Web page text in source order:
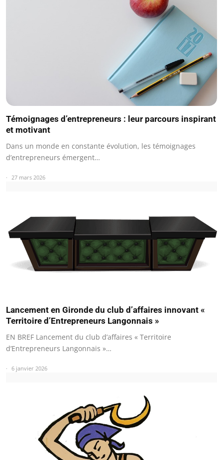
Témoignages d’entrepreneurs : leur parcours inspirant
et motivant
Dans un monde en constante évolution, les témoignages
d’entrepreneurs émergent…
27 mars 2026
Lancement en Gironde du club d’affaires innovant «
Territoire d’Entrepreneurs Langonnais »
EN BREF Lancement du club d’affaires « Territoire
d’Entrepreneurs Langonnais »…
6 janvier 2026